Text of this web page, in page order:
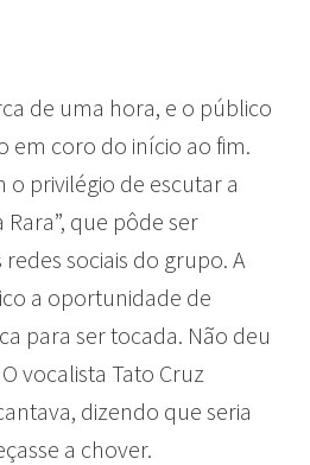
de uma hora, e o público
em coro do início ao fim.
o privilégio de escutar a
que pôde ser
sociais do grupo. A
a oportunidade de
para ser tocada. Não deu
vocalista Tato Cruz
dizendo que seria
a chover.